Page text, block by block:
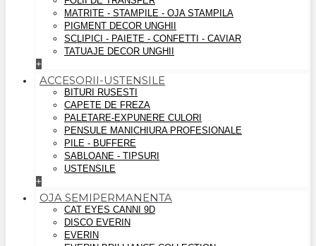
MATRITE - STAMPILE - OJA STAMPILA
PIGMENT DECOR UNGHII
SCLIPICI - PAIETE - CONFETTI - CAVIAR
TATUAJE DECOR UNGHII
+
ACCESORII-USTENSILE
BITURI RUSESTI
CAPETE DE FREZA
PALETARE-EXPUNERE CULORI
PENSULE MANICHIURA PROFESIONALE
PILE - BUFFERE
SABLOANE - TIPSURI
USTENSILE
+
OJA SEMIPERMANENTA
CAT EYES CANNI 9D
DISCO EVERIN
EVERIN